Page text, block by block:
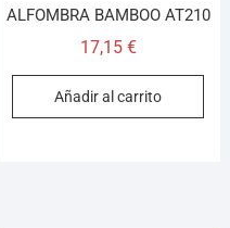
ALFOMBRA BAMBOO AT210
17,15 €
Añadir al carrito
El Arroyo.
a encontrarlo,